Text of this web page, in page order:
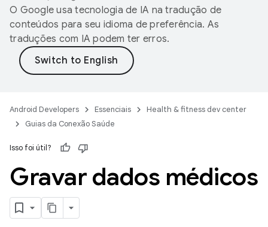
O Google usa tecnologia de IA na tradução de
conteúdos para seu idioma de preferência. As
traduções com IA podem ter erros.
Android Developers Essenciais
Health & fitness dev center
Guias da Conexão Saúde
Isso foi útil?
Gravar dados médicos